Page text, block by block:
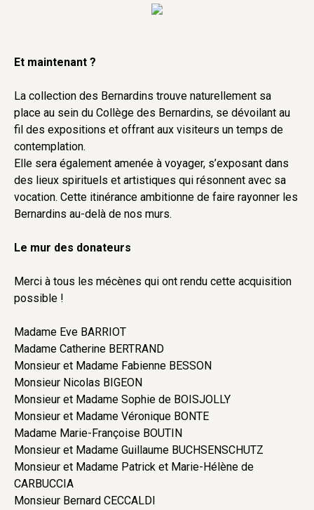
Et maintenant ?
La collection des Bernardins trouve naturellement sa
place au sein du Collège des Bernardins, se dévoilant au
fil des expositions et offrant aux visiteurs un temps de
contemplation.
Elle sera également amenée à voyager, s’exposant dans
des lieux spirituels et artistiques qui résonnent avec sa
vocation. Cette itinérance ambitionne de faire rayonner les
Bernardins au-delà de nos murs.
Le mur des donateurs
Merci à tous les mécènes qui ont rendu cette acquisition
possible !
Madame Eve BARRIOT
Madame Catherine BERTRAND
Monsieur et Madame Fabienne BESSON
Monsieur Nicolas BIGEON
Monsieur et Madame Sophie de BOISJOLLY
Monsieur et Madame Véronique BONTE
Madame Marie-Françoise BOUTIN
Monsieur et Madame Guillaume BUCHSENSCHUTZ
Monsieur et Madame Patrick et Marie-Hélène de
CARBUCCIA
Monsieur Bernard CECCALDI